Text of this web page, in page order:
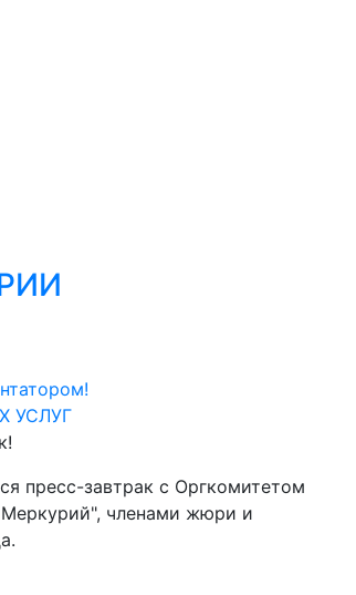
пресс-завтрак с Оргкомитетом
членами жюри и